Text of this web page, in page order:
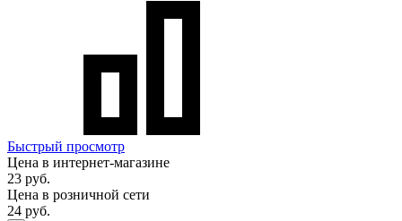
Быстрый просмотр
Цена в интернет-магазине
23 руб.
Цена в розничной сети
24 руб.